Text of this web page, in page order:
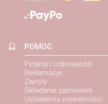
POMOC
Pytania i odpowiedzi
Reklamacje
Zwroty
Składanie zamówień
Ustawienia prywatności